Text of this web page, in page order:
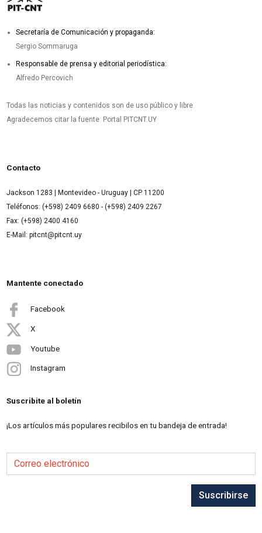
Secretaría de Comunicación y propaganda:
Sergio Sommaruga
Responsable de prensa y editorial periodística:
Alfredo Percovich
Todas las noticias y contenidos son de uso público y libre.
Agradecemos citar la fuente: Portal PITCNT.UY
Contacto
Jackson 1283 | Montevideo - Uruguay | CP 11200
Teléfonos: (+598) 2409 6680 - (+598) 2409 2267
Fax: (+598) 2400 4160
E-Mail: pitcnt@pitcnt.uy
Mantente conectado
Facebook
X
Youtube
Instagram
Suscribite al boletín
¡Los artículos más populares recibilos en tu bandeja de entrada!
Correo electrónico
Suscribirse